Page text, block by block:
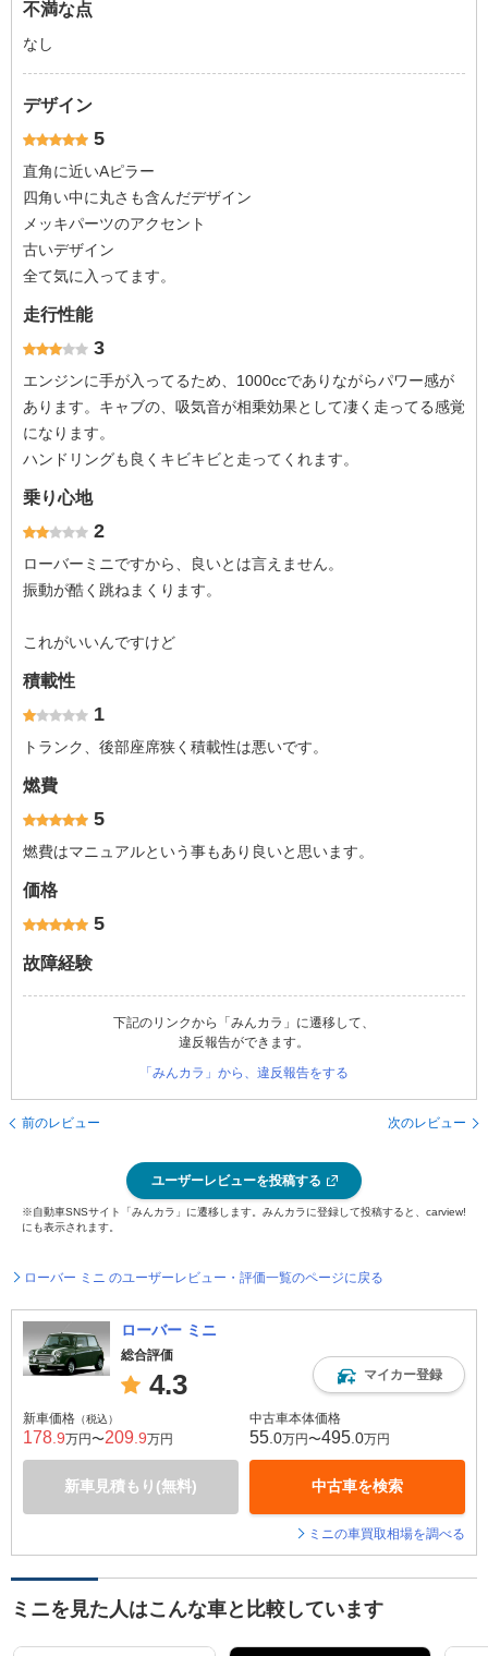
不満な点
なし
デザイン
5
直角に近いAピラー
四角い中に丸さも含んだデザイン
メッキパーツのアクセント
古いデザイン
全て気に入ってます。
走行性能
3
エンジンに手が入ってるため、1000ccでありながらパワー感が
あります。キャブの、吸気音が相乗効果として凄く走ってる感覚
になります。
ハンドリングも良くキビキビと走ってくれます。
乗り心地
2
ローバーミニですから、良いとは言えません。
振動が酷く跳ねまくります。
これがいいんですけど
積載性
1
トランク、後部座席狭く積載性は悪いです。
燃費
5
燃費はマニュアルという事もあり良いと思います。
価格
5
故障経験
下記のリンクから「みんカラ」に遷移して、
違反報告ができます。
「みんカラ」から、違反報告をする
前のレビュー 次のレビュー
ユーザーレビューを投稿する
※自動車SNSサイト「みんカラ」に遷移します。みんカラに登録して投稿すると、carview!
にも表示されます。
ローバー ミニ のユーザーレビュー・評価一覧のページに戻る
ローバー ミニ
総合評価
4.3 マイカー登録
新車価格 （税込）
178 .9万円〜209 .9万円
新車見積もり(無料)
中古車本体価格
55 .0万円〜495 .0万円
中古車を検索
ミニの車買取相場を調べる
ミニを見た人はこんな車と比較しています